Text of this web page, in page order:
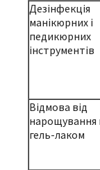
Дезінфекція
манікюрних і
педикюрних
інструментів
Відмова від
нарощування
гель-лаком